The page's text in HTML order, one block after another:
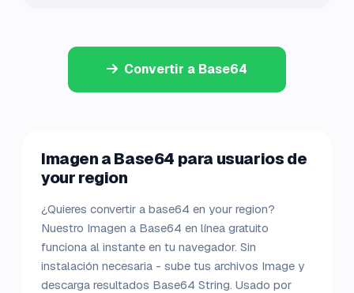
Convertir a Base64
Imagen a Base64 para usuarios de
your region
¿Quieres convertir a base64 en your region?
Nuestro Imagen a Base64 en línea gratuito
funciona al instante en tu navegador. Sin
instalación necesaria - sube tus archivos Image y
descarga resultados Base64 String. Usado por